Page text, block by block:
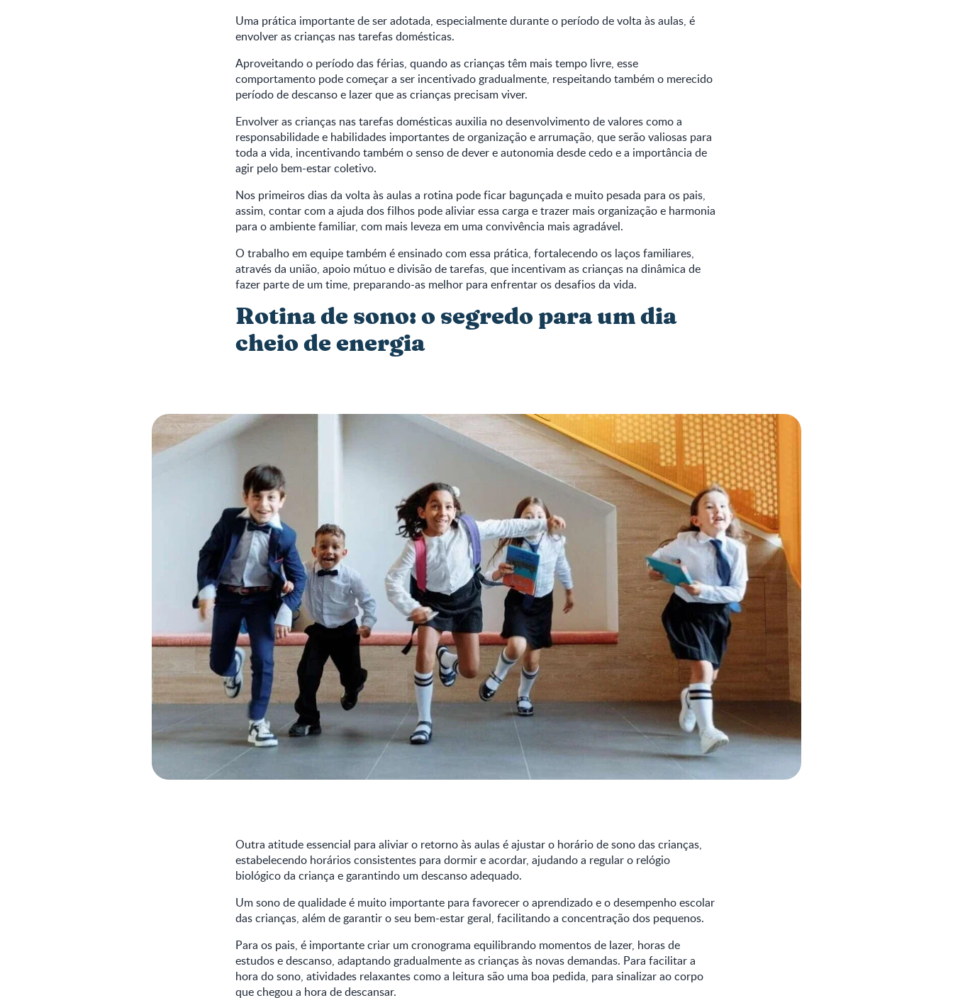
Uma prática importante de ser adotada, especialmente durante o período de volta às aulas, é
envolver as crianças nas tarefas domésticas.
Aproveitando o período das férias, quando as crianças têm mais tempo livre, esse
comportamento pode começar a ser incentivado gradualmente, respeitando também o merecido
período de descanso e lazer que as crianças precisam viver.
Envolver as crianças nas tarefas domésticas auxilia no desenvolvimento de valores como a
responsabilidade e habilidades importantes de organização e arrumação, que serão valiosas para
toda a vida, incentivando também o senso de dever e autonomia desde cedo e a importância de
agir pelo bem-estar coletivo.
Nos primeiros dias da volta às aulas a rotina pode ficar bagunçada e muito pesada para os pais,
assim, contar com a ajuda dos filhos pode aliviar essa carga e trazer mais organização e harmonia
para o ambiente familiar, com mais leveza em uma convivência mais agradável.
O trabalho em equipe também é ensinado com essa prática, fortalecendo os laços familiares,
através da união, apoio mútuo e divisão de tarefas, que incentivam as crianças na dinâmica de
fazer parte de um time, preparando-as melhor para enfrentar os desafios da vida.
Rotina de sono: o segredo para um dia
cheio de energia
Outra atitude essencial para aliviar o retorno às aulas é ajustar o horário de sono das crianças,
estabelecendo horários consistentes para dormir e acordar, ajudando a regular o relógio
biológico da criança e garantindo um descanso adequado.
Um sono de qualidade é muito importante para favorecer o aprendizado e o desempenho escolar
das crianças, além de garantir o seu bem-estar geral, facilitando a concentração dos pequenos.
Para os pais, é importante criar um cronograma equilibrando momentos de lazer, horas de
estudos e descanso, adaptando gradualmente as crianças às novas demandas. Para facilitar a
hora do sono, atividades relaxantes como a leitura são uma boa pedida, para sinalizar ao corpo
que chegou a hora de descansar.